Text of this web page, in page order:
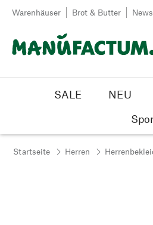
Zum Inhalt springen
Warenhäuser Brot & Butter
SALE NEU
Startseite Herren